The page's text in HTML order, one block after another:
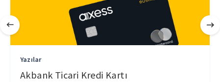
Yazılar
Akbank Ticari Kredi Kartı